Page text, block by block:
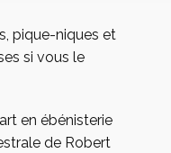
pique-niques et
si vous le
en ébénisterie
de Robert